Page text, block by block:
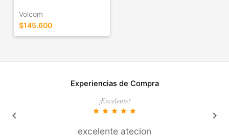
Volcom
$145.600
Experiencias de Compra
¡Excelente!
star star star star star
excelente atecion
keyboard_arrow_left keyboard_arrow_right